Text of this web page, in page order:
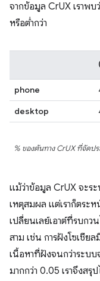
จากข้อมูล CrUX เราพ
หรือต่ำกว่า
phone
desktop
% ของต้นทาง CrUX ที่จัดป
แม้ว่าข้อมูล CrUX จะร
เหตุสมผล แต่เราก็ตระ
เปลี่ยนเลย์เอาต์ที่รบกว
สาม เช่น การฝังโซเชีย
เนื้อหาที่ฝังจนกว่าระบบ
มากกว่า 0.05 เราจึงสรุ